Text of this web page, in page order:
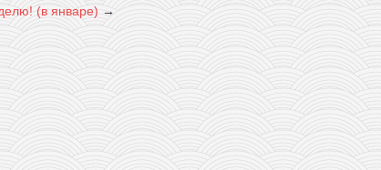
(в январе) →